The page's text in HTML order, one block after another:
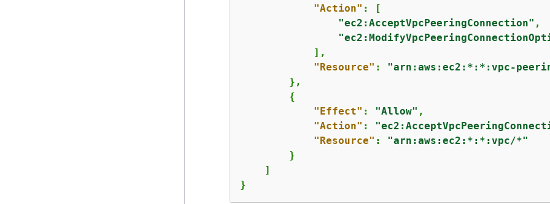
"Action" : [
"ec2:AcceptVpcPeeringConnection" ,
            ],
"Resource" : "arn:aws:ec2:*:*:vpc-
        },
{
"Effect" : "Allow" ,
"Action" :
"Resource" : "arn:aws:ec2:*:*:vpc/*"
        }
    ]
}